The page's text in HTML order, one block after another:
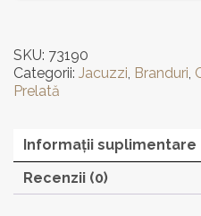
ProLift
Cover
Lifter
SKU: 73190
Categorii: Jacuzzi, Branduri,
Prelată
Informații suplimentare
Recenzii (0)